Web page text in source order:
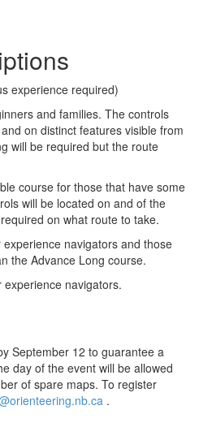
experience required)
and families. The controls
on distinct features visible from
will be required but the route
course for those that have some
will be located on and of the
on what route to take.
experience navigators and those
the Advance Long course.
experience navigators.
September 12 to guarantee a
day of the event will be allowed
of spare maps. To register
.